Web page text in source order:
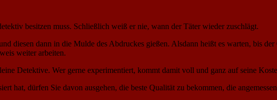
besitzen muss. Schließlich weiß er nie, wann der Täter wieder zuschlägt.
diesen dann in die Mulde des Abdruckes gießen. Alsdann heißt es warten, bis
weiter arbeiten.
Detektive. Wer gerne experimentiert, kommt damit voll und ganz auf seine
hat, dürfen Sie davon ausgehen, die beste Qualität zu bekommen, die